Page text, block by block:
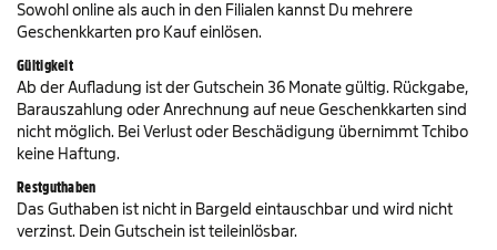
Sowohl online als auch in den Filialen kannst Du mehrere
Geschenkkarten pro Kauf einlösen.
Gültigkeit
Ab der Aufladung ist der Gutschein 36 Monate gültig. Rückgabe,
Barauszahlung oder Anrechnung auf neue Geschenkkarten sind
nicht möglich. Bei Verlust oder Beschädigung übernimmt Tchibo
keine Haftung.
Restguthaben
Das Guthaben ist nicht in Bargeld eintauschbar und wird nicht
verzinst. Dein Gutschein ist teileinlösbar.